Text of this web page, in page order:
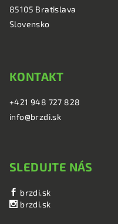
85105 Bratislava
Slovensko
KONTAKT
+421 948 727 828
info@brzdi.sk
SLEDUJTE NÁS
brzdi.sk
brzdi.sk